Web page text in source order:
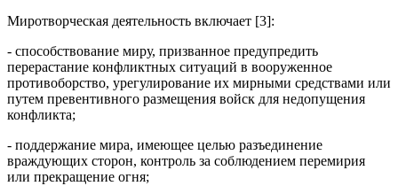
Миротворческая деятельность включает [3]:
- способствование миру, призванное предупредить
перерастание конфликтных ситуаций в вооруженное
противоборство, урегулирование их мирными средствами или
путем превентивного размещения войск для недопущения
конфликта;
- поддержание мира, имеющее целью разъединение
враждующих сторон, контроль за соблюдением перемирия
или прекращение огня;